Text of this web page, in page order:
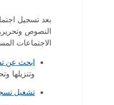
بعد تسجيل
النصوص
الاجتماعات
ابحث عن
وتنزيلها
تشغيل